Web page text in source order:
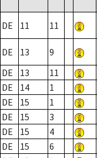
DE 11 11
DE 13 9
DE
13 11
DE
14 1
DE
15 1
DE
15 3
DE
15 4
DE
15 6